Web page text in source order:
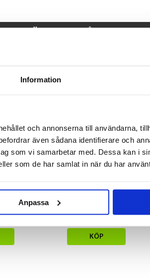
Information
och annonserna till användarna,
även sådana identifierare och
som vi samarbetar med. Dessa kan i
som de har samlat in när du har
Anpassa
KÖPTE OCKSÅ
Mumin Disktrasa Mumin solnedgång
39 kr
KÖP